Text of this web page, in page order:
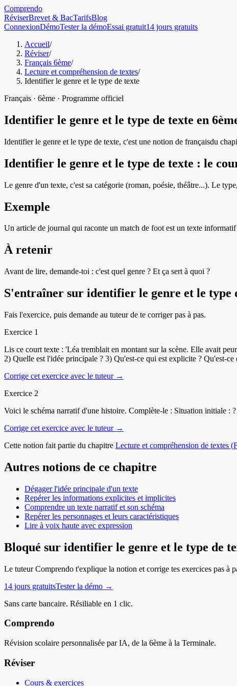
Comprendo
RéviserBrevet & BacTarifsBlog
ConnexionDémoTester la démoEssai gratuit14 jours gratuits
Accueil/
Réviser/
Français 6ème/
Lecture et compréhension de textes/
Identifier le genre et le type de texte
Français · 6ème · Programme officiel
Identifier le genre et le type de texte en
Identifier le genre et le type de texte, c'est une notion de françaisdu
Identifier le genre et le type de texte : le
Le genre d'un texte, c'est sa catégorie (roman, poésie, théâtre...). Le
Exemple
Un article de journal qui raconte un match de foot est un texte
À retenir
Avant de lire, demande-toi : c'est quel genre ? Et ça sert à quoi ?
S'entraîner sur identifier le genre et le type
Fais l'exercice, puis demande au tuteur de te corriger pas à pas.
Exercice 1
Lis ce court texte : 'Léa tremblait en montant sur la scène. Elle avait
2) Quelle est l'idée principale ? 3) Qu'est-ce qui est explicite ? Qu'est-
Corrige cet exercice avec le tuteur →
Exercice 2
Voici le schéma narratif d'une histoire. Complète-le : Situation initiale :
Corrige cet exercice avec le tuteur →
Cette notion fait partie du chapitre Lecture et compréhension de textes (
Autres notions de ce chapitre
Dégager l'idée principale d'un texte
Repérer les informations explicites et implicites
Comprendre un texte narratif et son schéma
Repérer les personnages et leurs caractéristiques
Lire à voix haute avec expression
Bloqué sur identifier le genre et le type de
Le tuteur Comprendo t'explique la notion et corrige tes exercices pas à
14 jours gratuitsTester la démo →
Sans carte bancaire. Résiliable en 1 clic.
Comprendo
Révision scolaire personnalisée par IA, de la 6ème à la Terminale.
Réviser
Cours & exercices